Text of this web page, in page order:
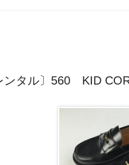
ンタル〕560 KID